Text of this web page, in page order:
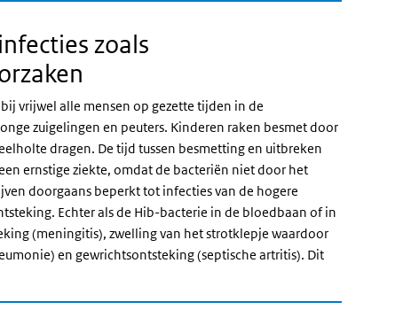
zoals
vrijwel alle mensen op gezette tijden in de
zuigelingen en peuters. Kinderen raken besmet door
dragen. De tijd tussen besmetting en uitbreken
ernstige ziekte, omdat de bacteriën niet door het
doorgaans beperkt tot infecties van de hogere
Echter als de Hib-bacterie in de bloedbaan of in
(meningitis), zwelling van het strotklepje waardoor
en gewrichtsontsteking (septische artritis). Dit